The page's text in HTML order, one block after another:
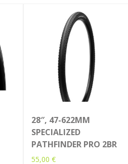
28″, 47-622MM
SPECIALIZED
PATHFINDER PRO 2BR
55,00 €